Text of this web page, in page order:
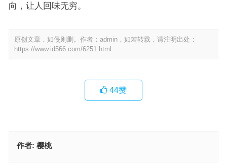
向，让人回味无穷。
原创文章，如侵则删。作者：admin，如若转载，请注明出处：
https://www.id566.com/6251.html
44赞
作者: 樱桃